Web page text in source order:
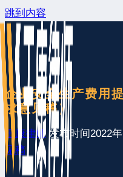
跳到内容
企业安全生产费用
求意见稿）
王康律师 发布时间2022
见稿